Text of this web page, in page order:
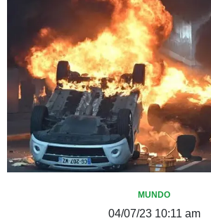
MUNDO
04/07/23 10:11 am